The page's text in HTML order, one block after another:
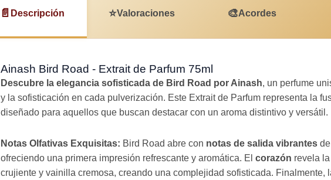
📄 Descripción ⭐Valoraciones 🎨Acordes
Ainash Bird Road - Extrait de Parfum 75ml
Descubre la elegancia sofisticada de Bird Road por Ainash, un perfume
y la sofisticación en cada pulverización. Este Extrait de Parfum representa la
diseñado para aquellos que buscan destacar con un aroma distintivo y versátil.
Notas Olfativas Exquisitas: Bird Road abre con notas de salida vibrantes
ofreciendo una primera impresión refrescante y aromática. El corazón revela
crujiente y vainilla cremosa, creando una complejidad sofisticada. Finalmente,